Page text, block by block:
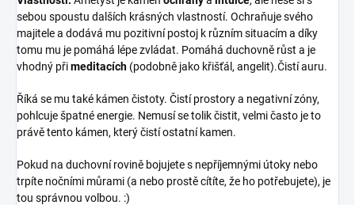
sebou spoustu dalších krásných vlastností. Ochraňuje svého
majitele a dodává mu pozitivní postoj k různím situacím a díky
tomu mu je pomáhá lépe zvládat. Pomáhá duchovně růst a je
vhodný přimeditacích (podobně jako křišťál, angelit).Čistí auru.
Říká se mu také kámen čistoty. Čistí prostory a negativní zóny,
pohlcuje špatné energie. Nemusí se tolik čistit, velmi často je to
právě tento kámen, který čistí ostatní kamen.
Pokud na duchovní rovině bojujete s nepříjemnými útoky nebo
trpíte nočními můrami (a nebo prostě cítíte, že ho potřebujete), je
tou správnou volbou. :)
Přihlásit k newsletteru